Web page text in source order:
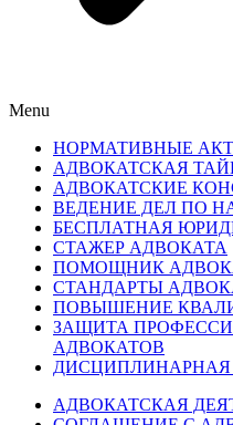
Menu
НОРМАТИВНЫЕ
АДВОКАТСКАЯ
АДВОКАТСКИЕ
ВЕДЕНИЕ ДЕЛ ПО
БЕСПЛАТНАЯ
СТАЖЕР АДВОКАТА
ПОМОЩНИК
СТАНДАРТЫ
ПОВЫШЕНИЕ
ЗАЩИТА
АДВОКАТОВ
ДИСЦИПЛИНАРНАЯ
АДВОКАТСКАЯ